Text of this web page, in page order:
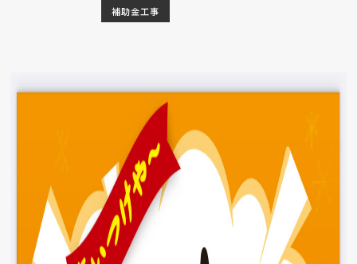
補助金工事